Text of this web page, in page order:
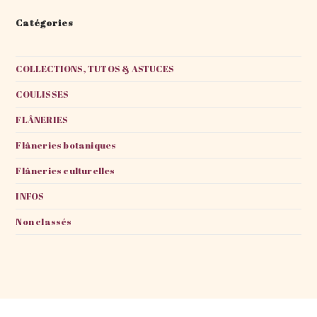
Catégories
COLLECTIONS, TUTOS & ASTUCES
COULISSES
FLÂNERIES
Flâneries botaniques
Flâneries culturelles
INFOS
Non classés